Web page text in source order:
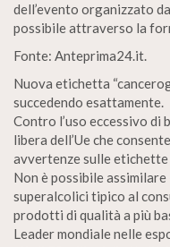
dell’evento organizzato
possibile attraverso la
Fonte: Anteprima24.it.
Nuova etichetta
succedendo esattamente.
Contro l’uso eccessivo di
libera dell’Ue che
avvertenze sulle
Non è possibile assimilare
superalcolici tipico al
prodotti di qualità a più
Leader mondiale nelle